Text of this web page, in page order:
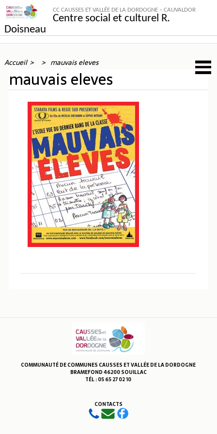
CC CAUSSES ET VALLÉE DE LA DORDOGNE – CAUVALDOR
Centre social et culturel R.
Doisneau
Accueil mauvais eleves
mauvais eleves
COMMUNAUTÉ DE COMMUNES CAUSSES ET VALLÉE DE LA DORDOGNE
BRAMEFOND 46200 SOUILLAC
TÉL : 05 65 27 02 10
CONTACTS